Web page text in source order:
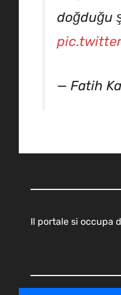
doğduğu
— Fatih
Il portale si occupa